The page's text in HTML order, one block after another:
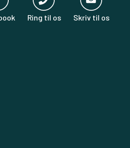
Ring til os Skriv til os